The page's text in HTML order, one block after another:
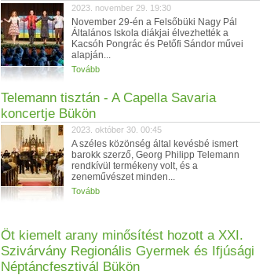
2023. november 29. 19:30
November 29-én a Felsőbüki Nagy Pál
Általános Iskola diákjai élvezhették a
Kacsóh Pongrác és Petőfi Sándor művei
alapján...
Tovább
Telemann tisztán - A Capella Savaria
koncertje Bükön
2023. október 30. 00:45
A széles közönség által kevésbé ismert
barokk szerző, Georg Philipp Telemann
rendkívül termékeny volt, és a
zeneművészet minden...
Tovább
Öt kiemelt arany minősítést hozott a XXI.
Szivárvány Regionális Gyermek és Ifjúsági
Néptáncfesztivál Bükön